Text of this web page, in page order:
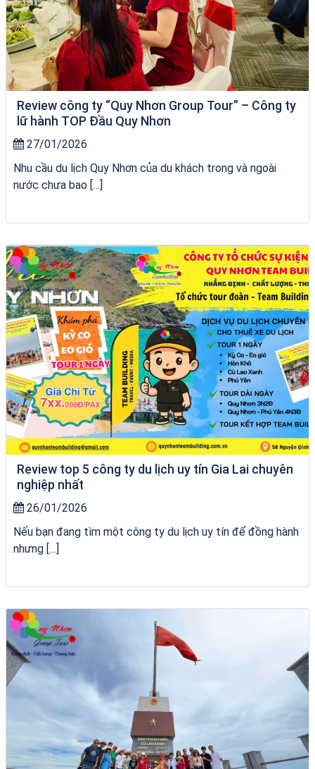
Review công ty “Quy Nhơn Group Tour” – Công ty
lữ hành TOP Đầu Quy Nhơn
27/01/2026
Nhu cầu du lịch Quy Nhơn của du khách trong và ngoài
nước chưa bao […]
Khách sạn Alicia Phú Yên
Review top 5 công ty du lịch uy tín Gia Lai chuyên
nghiệp nhất
26/01/2026
Nếu bạn đang tìm một công ty du lịch uy tín để đồng hành
nhưng […]